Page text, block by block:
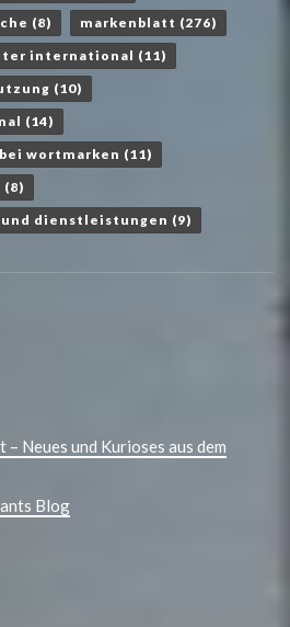
(8) markenblatt (276)
international (11)
(10)
(14)
wortmarken (11)
(8)
dienstleistungen (9)
Neues und Kurioses aus dem
Blog